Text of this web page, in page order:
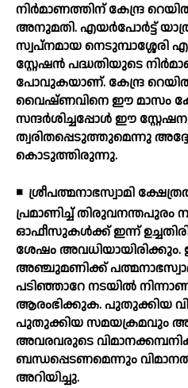
നിര്‍മാണത്തിന് കേന്ദ്ര
അനുമതി. എയര്‍പോര്‍ട്ട്
സ്വപ്നമായ നെടുമ്പാശ്ശേരി
സ്റ്റേഷന്‍ പദ്ധതിയുടെ
പോവുകയാണ്. കേന്ദ്ര
വൈഷ്ണവിനെ ഈ മാസം
സന്ദര്‍ശിച്ചപ്പോള്‍ ഈ
ത്വരിതപ്പെടുത്തുമെന്നു
കൊടുത്തിരുന്നു.
◾ ശ്രീപത്മനാഭസ്വാമി
പ്രമാണിച്ച് തിരുവനന്തപുരം
ഓഫീസുകള്‍ക്ക് ഇന്ന്
ശേഷം അവധിയായിരിക്കും.
അഞ്ചുമണിക്ക്
പടിഞ്ഞാറേ നടയില്‍
ആരംഭിക്കുക. പുതുക്കിയ
പുതുക്കിയ സമയക്രമവും
അവരവരുടെ
ബന്ധപ്പെടണമെന്നും
അറിയിച്ചു.